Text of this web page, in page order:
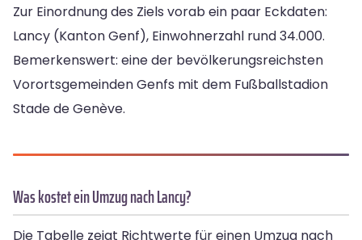
Zur Einordnung des Ziels vorab ein paar Eckdaten:
Lancy (Kanton Genf), Einwohnerzahl rund 34.000.
Bemerkenswert: eine der bevölkerungsreichsten
Vorortsgemeinden Genfs mit dem Fußballstadion
Stade de Genève.
Was kostet ein Umzug nach Lancy?
Die Tabelle zeigt Richtwerte für einen Umzug nach